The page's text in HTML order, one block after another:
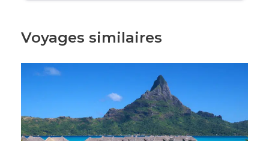
des souvenirs impérissables et une expérience
unique en Afrique. Que ce soit pour un
cette aventure sauvage vous permettra de
découvrir l’âme de la Tanzanie et de ses
paysages à couper le souffle.
Tanzanie–Zanzibarou safari dans le Serengeti,
vous vivrez des moments magiques à chaque
Voyages similaires